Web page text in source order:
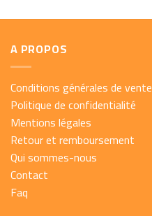
A PROPOS
Conditions générales de vente
Politique de confidentialité
Mentions légales
Retour et remboursement
Qui sommes-nous
Contact
Faq